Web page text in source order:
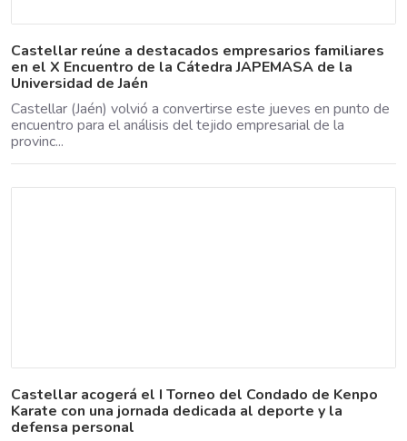
Castellar reúne a destacados empresarios familiares
en el X Encuentro de la Cátedra JAPEMASA de la
Universidad de Jaén
Castellar (Jaén) volvió a convertirse este jueves en punto de
encuentro para el análisis del tejido empresarial de la
provinc...
Castellar acogerá el I Torneo del Condado de Kenpo
Karate con una jornada dedicada al deporte y la
defensa personal